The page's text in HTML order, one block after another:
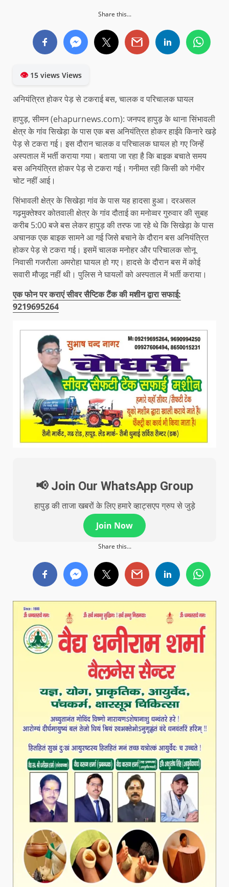
Share this...
👁15 views Views
अनियंत्रित होकर पेड़ से टकराई बस, चालक व परिचालक घायल
हापुड़, सीमन (ehapurnews.com): जनपद हापुड़ के थाना सिंभावली
क्षेत्र के गांव सिखेड़ा के पास एक बस अनियंत्रित होकर हाईवे किनारे खड़े
पेड़ से टकरा गई। इस दौरान चालक व परिचालक घायल हो गए जिन्हें
अस्पताल में भर्ती कराया गया। बताया जा रहा है कि बाइक बचाते समय
बस अनियंत्रित होकर पेड़ से टकरा गई। गनीमत रही किसी को गंभीर
चोट नहीं आई।
सिंभावली क्षेत्र के सिखेड़ा गांव के पास यह हादसा हुआ। दरअसल
गढ़मुक्तेश्वर कोतवाली क्षेत्र के गांव दौताई का मनोव्वर गुरुवार की सुबह
करीब 5:00 बजे बस लेकर हापुड़ की तरफ जा रहे थे कि सिखेड़ा के पास
अचानक एक बाइक सामने आ गई जिसे बचाने के दौरान बस अनियंत्रित
होकर पेड़ से टकरा गई। इसमें चालक मनोहर और परिचालक सोनू
निवासी गजरौला अमरोहा घायल हो गए। हादसे के दौरान बस में कोई
सवारी मौजूद नहीं थी। पुलिस ने घायलों को अस्पताल में भर्ती कराया।
एक फोन पर कराएं सीवर सैप्टिक टैंक की मशीन द्वारा सफाई:
9219695264
📢 Join Our WhatsApp Group
हापुड़ की ताजा खबरों के लिए हमारे व्हाट्सएप ग्रुप से जुड़े
Join Now
Share this...